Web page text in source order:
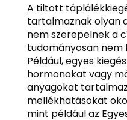
A tiltott
tartalmaznak olyan
nem szerepelnek a
tudományosan
Például, egyes
hormonokat vagy
anyagokat
mellékhatásokat
mint például az